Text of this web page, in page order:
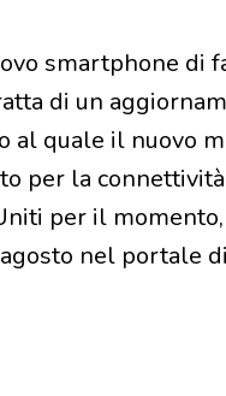
smartphone di
di un
al quale il nuovo
per la
per il
nel portale